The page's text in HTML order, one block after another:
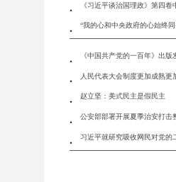
《习近平谈治国理政》第四卷
“我的心和中央政府的心始终
《中国共产党的一百年》出版
人民代表大会制度更加成熟更
赵立坚：美式民主是假民主
公安部部署开展夏季治安打击
习近平就研究吸收网民对党的